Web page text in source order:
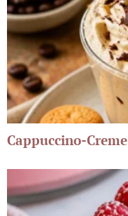
Cappuccino-Creme